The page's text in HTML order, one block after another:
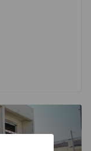
- 1575229 - 1